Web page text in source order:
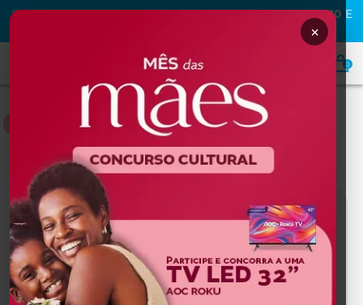
PRIMEIRA COMPRA NA MAFRA? USE O CUPOMMAFRA10 E
0
LINHA COREANA E JAPONESA
DERMOCOSMÉTICOS Linha Coreana e Japonesa
×